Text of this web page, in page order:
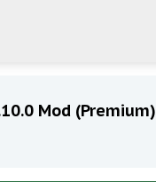
Mod (Premium)